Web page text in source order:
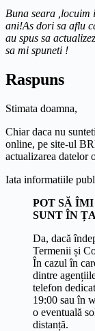
Buna seara ,locuim
ani!As dori sa aflu
au spus sa
sa mi spuneti !
Raspuns
Stimata doamna,
Chiar daca nu
online, pe site-ul
actualizarea datelor
Iata informatiile
POT SĂ
SUNT ÎN
Da, dacă
Termenii și
În cazul în
dintre
telefon
19:00 sau în
o eventuală
distanță.